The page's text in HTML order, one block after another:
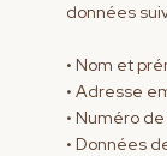
données
• Nom et
• Adresse
• Numéro
• Données